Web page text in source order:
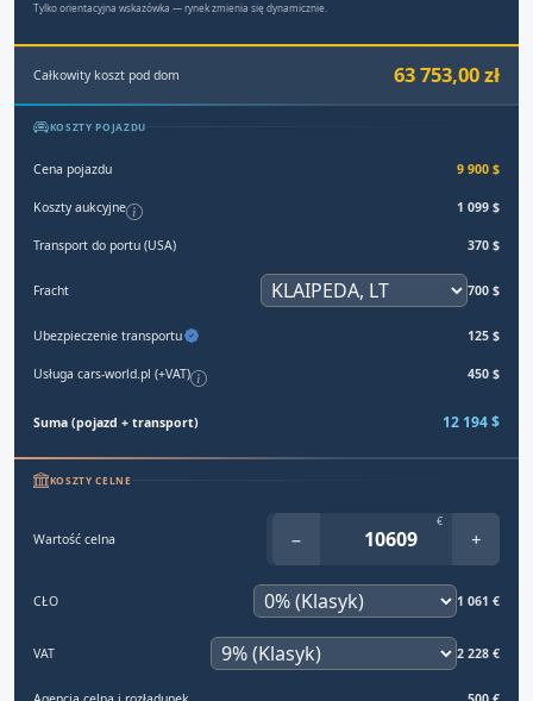
Tylko orientacyjna wskazówka — rynek zmienia się dynamicznie.
Całkowity koszt pod dom 63 753,00 zł
KOSZTY POJAZDU
Cena pojazdu 9 900 $
Koszty aukcyjne 1 099 $
Transport do portu (USA) 370 $
Fracht 700 $
Ubezpieczenie transportu 125 $
Usługa cars-world.pl (+VAT) 450 $
Suma (pojazd + transport) 12 194 $
KOSZTY CELNE
Wartość celna −
€
+
CŁO 1 061 €
VAT 2 228 €